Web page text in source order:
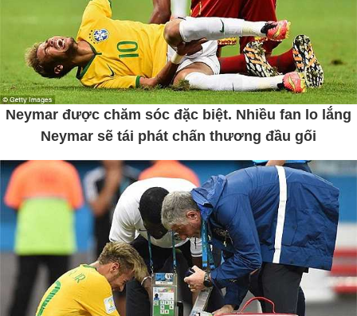
Neymar được chăm sóc đặc biệt. Nhiều fan lo lắng
Neymar sẽ tái phát chấn thương đầu gối